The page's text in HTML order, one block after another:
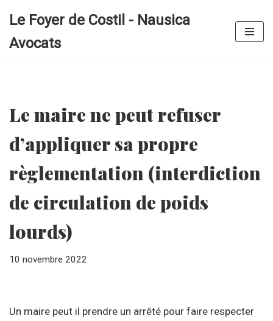
au
Le Foyer de Costil - Nausica
Avocats
Le maire ne peut refuser
d’appliquer sa propre
règlementation (interdiction
de circulation de poids
lourds)
10 novembre 2022
Un maire peut il prendre un arrêté pour faire respecter